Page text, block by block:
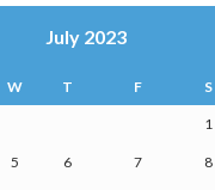
July 2023
W T F S
1
5 6 7 8